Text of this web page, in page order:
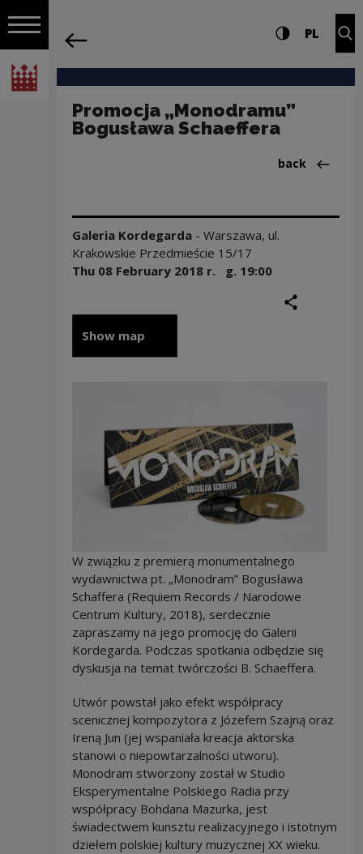
Open navigation
National Centre for Culture Poland
Navigation Settings and search
High contrast
PL
Promocja „Monodramu”
Bogusława Schaeffera
Back
back
Galeria Kordegarda - Warszawa, ul.
Krakowskie Przedmieście 15/17
Thu 08 February 2018r. g. 19:00
Show map
W związku z premierą monumentalnego
wydawnictwa pt. „Monodram” Bogusława
Schaffera (Requiem Records / Narodowe
Centrum Kultury, 2018), serdecznie
zapraszamy na jego promocję do Galerii
Kordegarda. Podczas spotkania odbędzie się
dyskusja na temat twórczości B. Schaeffera.
Utwór powstał jako efekt współpracy
scenicznej kompozytora z Józefem Szajną oraz
Ireną Jun (jej wspaniała kreacja aktorska
stanowi o niepowtarzalności utworu).
Monodram stworzony został w Studio
Eksperymentalne Polskiego Radia przy
współpracy Bohdana Mazurka, jest
świadectwem kunsztu realizacyjnego i istotnym
dziełem polskiej kultury muzycznej XX wieku.